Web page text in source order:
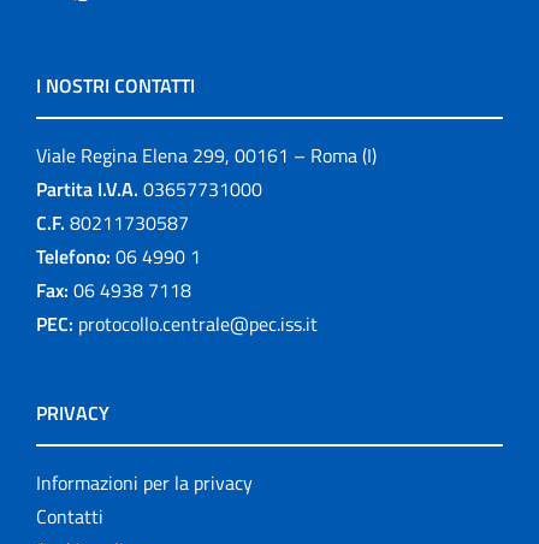
I NOSTRI CONTATTI
Viale Regina Elena 299, 00161 – Roma (I)
Partita I.V.A. 03657731000
C.F. 80211730587
Telefono: 06 4990 1
Fax: 06 4938 7118
PEC: protocollo.centrale@pec.iss.it
PRIVACY
Informazioni per la privacy
Contatti